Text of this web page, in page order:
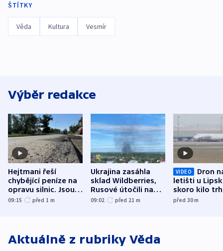
ŠTÍTKY
Věda Kultura Vesmír
Výběr redakce
Hejtmani řeší
chybějící peníze na
opravu silnic. Jsou
nenárokové, namítá
09:15 před 1 m
Ukrajina zasáhla
sklad Wildberries,
Rusové útočili na
trh, hasiče či
09:02 před 21 m
VIDEO
Dron
letišti u
skoro kilo
indicie
před 30m
Aktuálně z rubriky Věda